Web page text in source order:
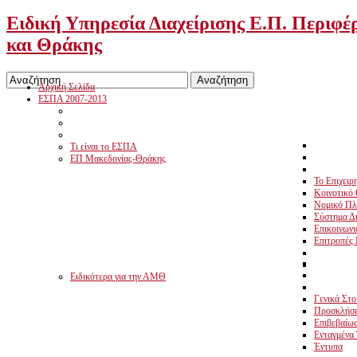
Ειδική Υπηρεσία Διαχείρισης Ε.Π.
και Θράκης
Αρχική Σελίδα
ΕΣΠΑ 2007-2013
Τι είναι το ΕΣΠΑ
ΕΠ Μακεδονίας-Θράκης
Το
Κοινοτικό
Νομικό
Σύστημα
Ειδικότερα για την ΑΜΘ
Γενικά
Έντυπα